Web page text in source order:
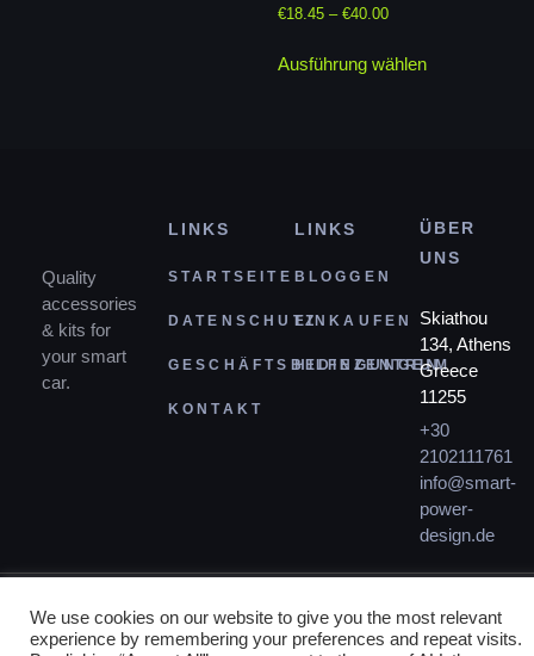
€18.45 – €40.00
Ausführung wählen
Quality
accessories
& kits for
your smart
car.
LINKS
STARTSEITE
DATENSCHUTZ
GESCHÄFTSBEDINGUNGEN
KONTAKT
LINKS
BLOGGEN
EINKAUFEN
HILFEZENTRUM
ÜBER
UNS
Skiathou
134, Athens
Greece
11255
+30
2102111761
info@smart-
power-
design.de
We use cookies on our website to give you the most relevant
experience by remembering your preferences and repeat visits.